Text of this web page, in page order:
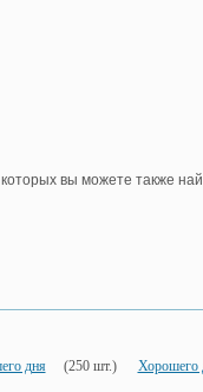
вы можете также
дня (250 шт.) Хорошего